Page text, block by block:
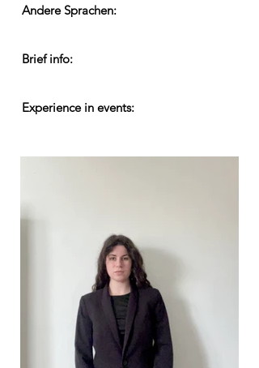
Andere Sprachen:
Brief info:
Experience in events: